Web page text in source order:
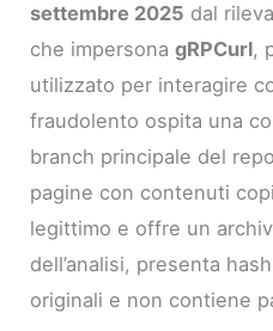
settembre 2025 dal
che impersonagRPCurl,
utilizzato per interagire
fraudolento ospita una
branch principale del
pagine con contenuti
legittimo e offre un
dell’analisi, presenta
originali e non contiene